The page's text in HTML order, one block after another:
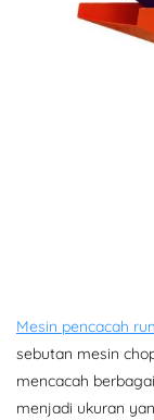
Mesin pencacah
sebutan mesin
mencacah
menjadi ukuran